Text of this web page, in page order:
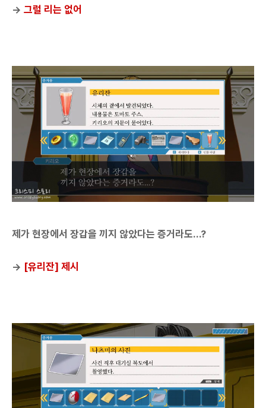
→ 그럴 리는 없어
제가 현장에서 장갑을 끼지 않았다는 증거라도...?
→ [유리잔] 제시